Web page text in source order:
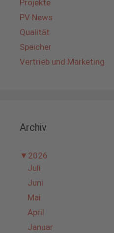
Projekte
PV News
Qualität
Speicher
Vertrieb und Marketing
Archiv
▼ 2026
Juli
Juni
Mai
April
Januar